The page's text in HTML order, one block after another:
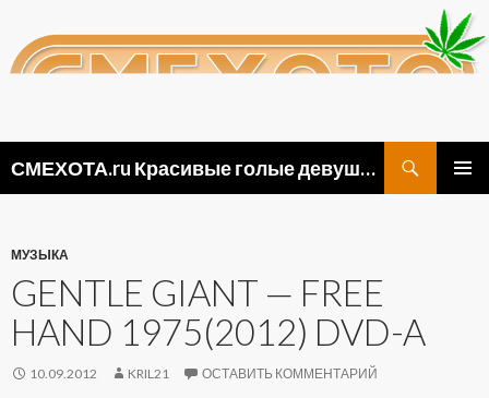
СМЕХОТА.ru Красивые голые девушки, прикольные картинки ню и видео приколы
МУЗЫКА
GENTLE GIANT — FREE
HAND 1975(2012) DVD-A
10.09.2012 KRIL21 ОСТАВИТЬ КОММЕНТАРИЙ